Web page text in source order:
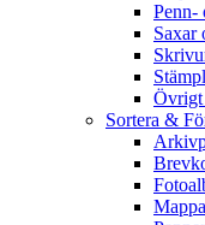
Penn-
Saxar
Övrigt
Sortera &